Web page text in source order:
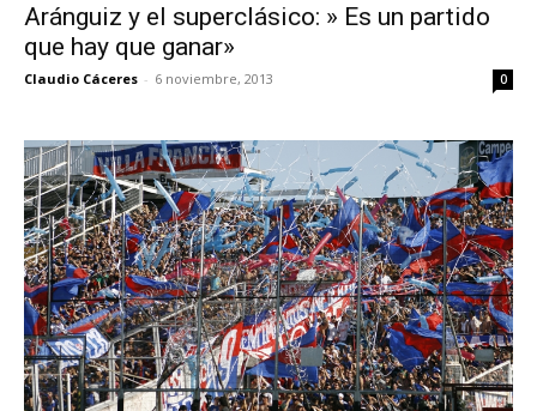
Aránguiz y el superclásico: » Es un partido
que hay que ganar»
Claudio Cáceres - 6 noviembre, 2013 0